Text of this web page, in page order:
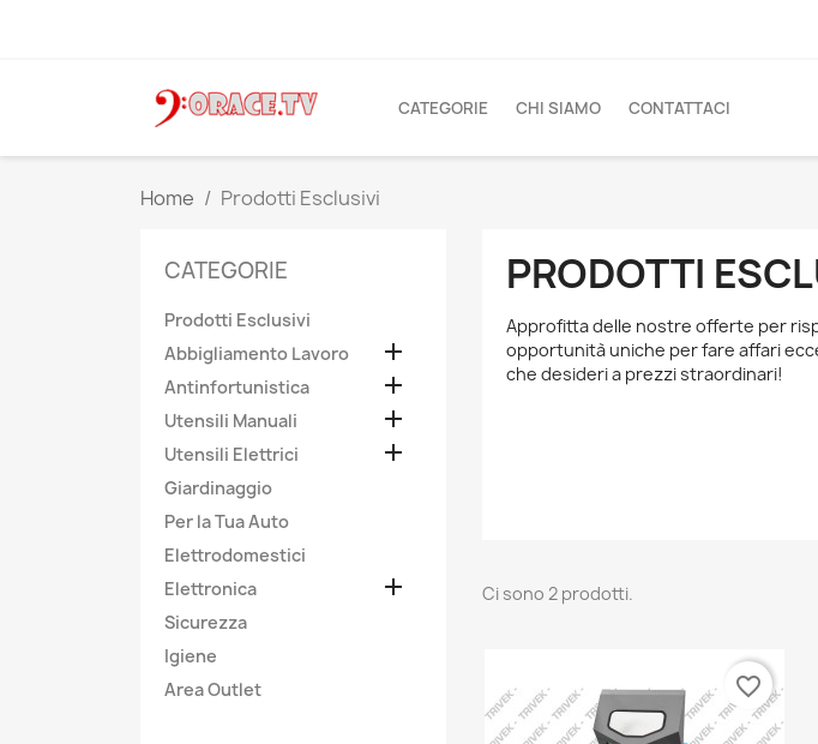
CATEGORIE CHI SIAMO CONTATTACI
Home Prodotti Esclusivi
CATEGORIE
Prodotti Esclusivi
Abbigliamento Lavoro

Antinfortunistica 
Utensili Manuali 
Utensili Elettrici 
Giardinaggio
Per la Tua Auto
Elettrodomestici
Elettronica

Sicurezza
Igiene
Area Outlet
PRODOTTI
Approfitta delle nostre offerte per
opportunità uniche per fare affari
che desideri a prezzi straordinari!
Ci sono 2 prodotti.
favorite_border